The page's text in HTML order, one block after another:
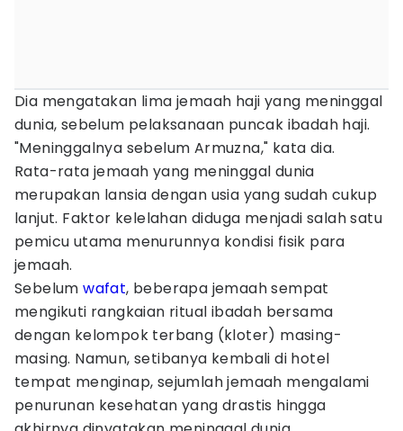
Dia mengatakan lima jemaah haji yang meninggal
dunia, sebelum pelaksanaan puncak ibadah haji.
"Meninggalnya sebelum Armuzna," kata dia.
Rata-rata jemaah yang meninggal dunia
merupakan lansia dengan usia yang sudah cukup
lanjut. Faktor kelelahan diduga menjadi salah satu
pemicu utama menurunnya kondisi fisik para
jemaah.
Sebelumwafat, beberapa jemaah sempat
mengikuti rangkaian ritual ibadah bersama
dengan kelompok terbang (kloter) masing-
masing. Namun, setibanya kembali di hotel
tempat menginap, sejumlah jemaah mengalami
penurunan kesehatan yang drastis hingga